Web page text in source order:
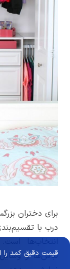
برای دختران
درب با
لباس‌ها و
قیمت دقیق کمد را